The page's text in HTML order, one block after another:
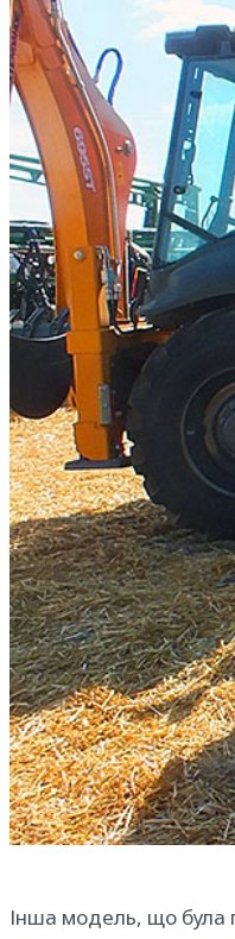
Інша модель, що була